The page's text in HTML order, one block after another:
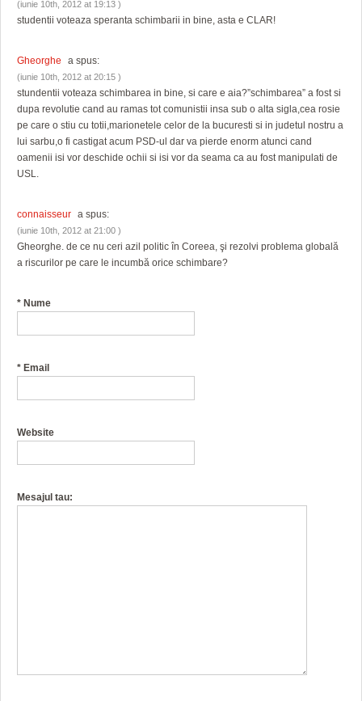
(iunie 10th, 2012 at 19:13 )
studentii voteaza speranta schimbarii in bine, asta e CLAR!
Gheorghe a spus:
(iunie 10th, 2012 at 20:15 )
stundentii voteaza schimbarea in bine, si care e aia?”schimbarea” a fost si
dupa revolutie cand au ramas tot comunistii insa sub o alta sigla,cea rosie
pe care o stiu cu totii,marionetele celor de la bucuresti si in judetul nostru a
lui sarbu,o fi castigat acum PSD-ul dar va pierde enorm atunci cand
oamenii isi vor deschide ochii si isi vor da seama ca au fost manipulati de
USL.
connaisseur a spus:
(iunie 10th, 2012 at 21:00 )
Gheorghe. de ce nu ceri azil politic în Coreea, şi rezolvi problema globală
a riscurilor pe care le incumbă orice schimbare?
* Nume
* Email
Website
Mesajul tau: